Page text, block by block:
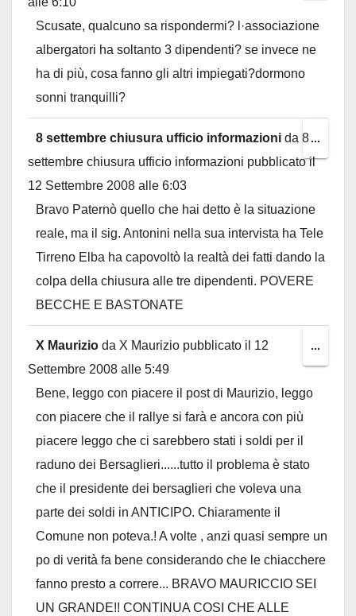
Scusate, qualcuno sa rispondermi? l·associazione
albergatori ha soltanto 3 dipendenti? se invece ne
ha di più, cosa fanno gli altri impiegati?dormono
sonni tranquilli?
8 settembre chiusura ufficio informazioni da 8
settembre chiusura ufficio informazioni pubblicato il
12 Settembre 2008 alle 6:03
Bravo Paternò quello che hai detto è la situazione
reale, ma il sig. Antonini nella sua intervista ha Tele
Tirreno Elba ha capovoltò la realtà dei fatti dando la
colpa della chiusura alle tre dipendenti. POVERE
BECCHE E BASTONATE
...
this
X Maurizio da X Maurizio pubblicato il 12
Settembre 2008 alle 5:49
Bene, leggo con piacere il post di Maurizio, leggo
con piacere che il rallye si farà e ancora con più
piacere leggo che ci sarebbero stati i soldi per il
raduno dei Bersaglieri......tutto il problema è stato
che il presidente dei bersaglieri che voleva una
parte dei soldi in ANTICIPO. Chiaramente il
Comune non poteva.! A volte , anzi quasi sempre un
po di verità fa bene considerando che le chiacchere
fanno presto a correre... BRAVO MAURICCIO SEI
UN GRANDE!! CONTINUA COSI CHE ALLE
...
this